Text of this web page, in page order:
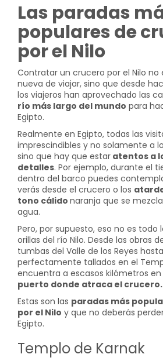
Las paradas
populares de
por el Nilo
Contratar un crucero por el Nilo no
nueva de viajar, sino que desde
los viajeros han aprovechado las
río más largo del mundo para
Egipto.
Realmente en Egipto, todas las
imprescindibles y no solamente a
sino que hay que estar atentos a
detalles. Por ejemplo, durante el
dentro del barco puedes
verás desde el crucero o los
tono cálido naranja que se
agua.
Pero, por supuesto, eso no es todo
orillas del río Nilo. Desde las obras
tumbas del Valle de los Reyes
perfectamente tallados en el
encuentra a escasos kilómetros
puerto donde atraca el crucero.
Estas son las paradas más
por el Nilo y que no deberás
Egipto.
Templo de Karnak